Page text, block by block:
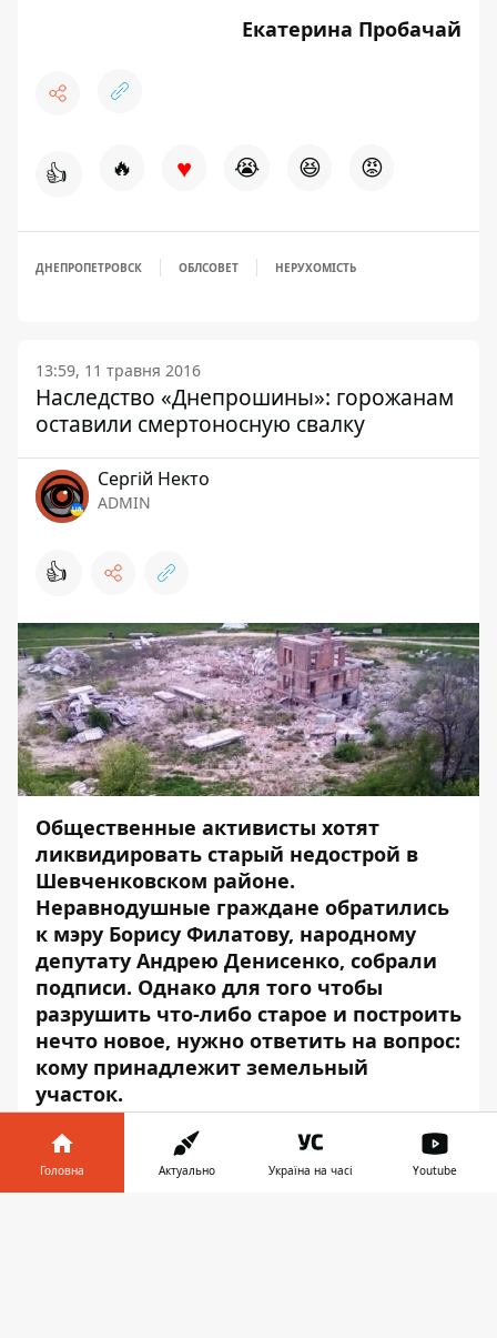
Екатерина Пробачай
👍 🔥 ♥ 😭 😆 😡
ДНЕПРОПЕТРОВСК ОБЛСОВЕТ НЕРУХОМІСТЬ
13:59, 11 травня 2016
Наследство «Днепрошины»: горожанам
оставили смертоносную свалку
Сергій Некто
ADMIN
👍
Общественные активисты хотят
ликвидировать старый недострой в
Шевченковском районе.
Неравнодушные граждане обратились
к мэру Борису Филатову, народному
депутату Андрею Денисенко, собрали
подписи. Однако для того чтобы
разрушить что-либо старое и построить
нечто новое, нужно ответить на вопрос:
кому принадлежит земельный
участок.
Итак, в районе дома по улице Данила
Нечая, 25 находится старый недострой.
«Строительство здесь не велось давно.
Головна Актуально Україна на часі Youtube